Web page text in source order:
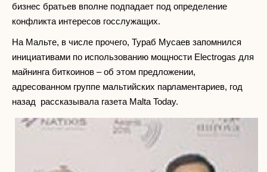
бизнес братьев вполне подпадает под определение
конфликта интересов госслужащих.
На Мальте, в числе прочего, Тураб Мусаев запомнился
инициативами по использованию мощности Electrogas для
майнинга биткоинов – об этом предложении,
адресованном группе мальтийских парламентариев, год
назад рассказывала газета Malta Today.